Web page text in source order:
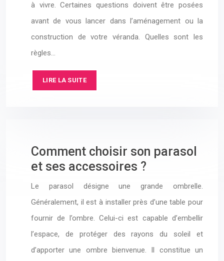
à vivre. Certaines questions doivent être posées
avant de vous lancer dans l’aménagement ou la
construction de votre véranda. Quelles sont les
règles…
LIRE LA SUITE
Comment choisir son parasol
et ses accessoires ?
Le parasol désigne une grande ombrelle.
Généralement, il est à installer près d’une table pour
fournir de l’ombre. Celui-ci est capable d’embellir
l’espace, de protéger des rayons du soleil et
d’apporter une ombre bienvenue. Il constitue un